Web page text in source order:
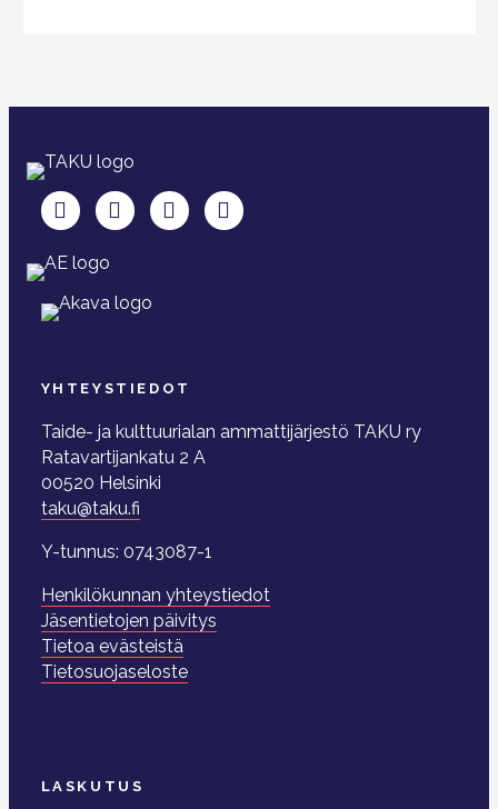
TAKU Facebookissa
TAKU Twitterissä
TAKU Instagramissa
TAKU LinkedInissä
YHTEYSTIEDOT
Taide- ja kulttuurialan ammattijärjestö TAKU ry
Ratavartijankatu 2 A
00520 Helsinki
taku@taku.fi
Y-tunnus: 0743087-1
Henkilökunnan yhteystiedot
Jäsentietojen päivitys
Tietoa evästeistä
Tietosuojaseloste
LASKUTUS